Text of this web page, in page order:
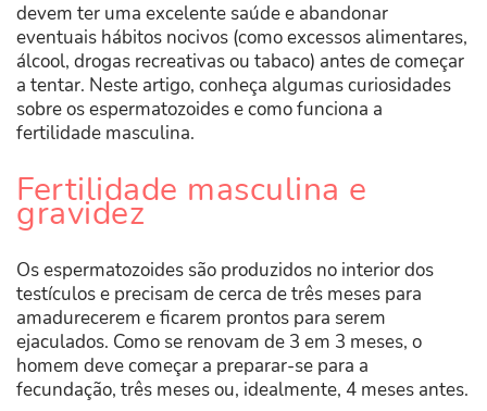
devem ter uma excelente saúde e abandonar
eventuais hábitos nocivos (como excessos alimentares,
álcool, drogas recreativas ou tabaco) antes de começar
a tentar. Neste artigo, conheça algumas curiosidades
sobre os espermatozoides e como funciona a
fertilidade masculina.
Fertilidade masculina e
gravidez
Os espermatozoides são produzidos no interior dos
testículos e precisam de cerca de três meses para
amadurecerem e ficarem prontos para serem
ejaculados. Como se renovam de 3 em 3 meses, o
homem deve começar a preparar-se para a
fecundação, três meses ou, idealmente, 4 meses antes.